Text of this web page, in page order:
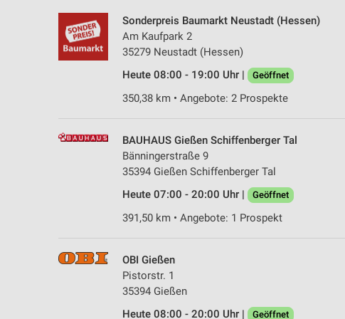
Sonderpreis Baumarkt Neustadt (Hessen)
Am Kaufpark 2
35279 Neustadt (Hessen)
Heute 08:00 - 19:00 Uhr |
Geöffnet
350,38 km • Angebote: 2 Prospekte
BAUHAUS Gießen Schiffenberger Tal
Bänningerstraße 9
35394 Gießen Schiffenberger Tal
Heute 07:00 - 20:00 Uhr |
Geöffnet
391,50 km • Angebote: 1 Prospekt
OBI Gießen
Pistorstr. 1
35394 Gießen
Heute 08:00 - 20:00 Uhr |
Geöffnet